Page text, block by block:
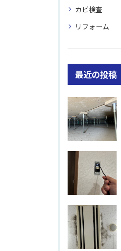
カビ検査
リフォーム
最近の投稿